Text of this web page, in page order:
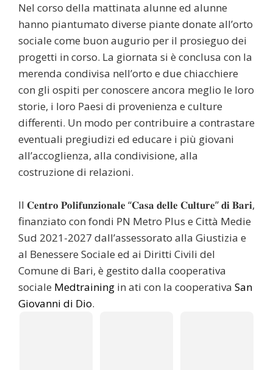
Nel corso della mattinata alunne ed alunne
hanno piantumato diverse piante donate all’orto
sociale come buon augurio per il prosieguo dei
progetti in corso. La giornata si è conclusa con la
merenda condivisa nell’orto e due chiacchiere
con gli ospiti per conoscere ancora meglio le loro
storie, i loro Paesi di provenienza e culture
differenti. Un modo per contribuire a contrastare
eventuali pregiudizi ed educare i più giovani
all’accoglienza, alla condivisione, alla
costruzione di relazioni.
Il 𝐂𝐞𝐧𝐭𝐫𝐨 𝐏𝐨𝐥𝐢𝐟𝐮𝐧𝐳𝐢𝐨𝐧𝐚𝐥𝐞 “𝐂𝐚𝐬𝐚 𝐝𝐞𝐥𝐥𝐞 𝐂𝐮𝐥𝐭𝐮𝐫𝐞” 𝐝𝐢 𝐁𝐚𝐫𝐢,
finanziato con fondi PN Metro Plus e Città Medie
Sud 2021-2027 dall’assessorato alla Giustizia e
al Benessere Sociale ed ai Diritti Civili del
Comune di Bari, è gestito dalla cooperativa
sociale Medtraining in ati con la cooperativa San
Giovanni di Dio.